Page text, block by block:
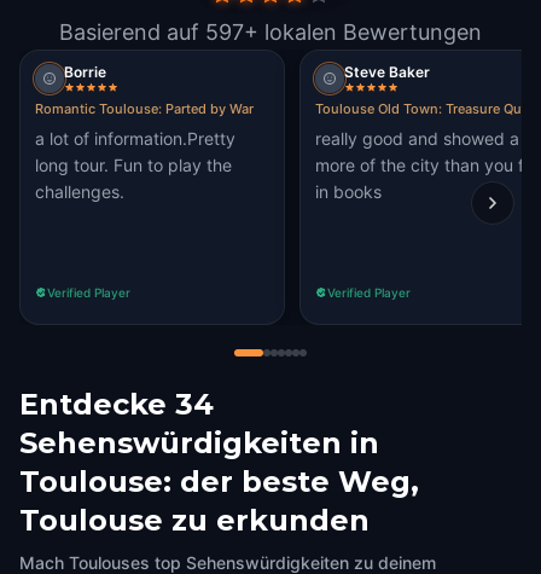
Basierend auf 597+ lokalen Bewertungen
Borrie
Romantic Toulouse: Parted by War
a lot of information.Pretty
long tour. Fun to play the
challenges.
Verified Player
Steve Baker
Toulouse Old Town: Treasure Quest
really good and showed a
more of the city than you
in books
Verified Player
Entdecke 34
Sehenswürdigkeiten in
Toulouse: der beste Weg,
Toulouse zu erkunden
Mach Toulouses top Sehenswürdigkeiten zu deinem